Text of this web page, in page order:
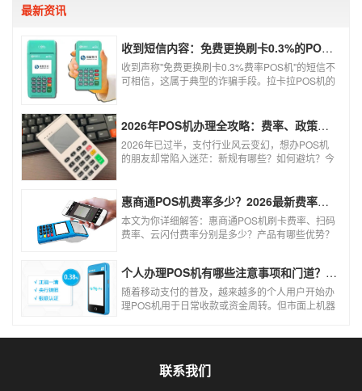
最新资讯
收到短信内容：免费更换刷卡0.3%的POS机，可以相信吗？
收到声称"免费更换刷卡0.3%费率POS机"的短信不
可相信，这属于典型的诈骗手段。拉卡拉POS机的
风险。以下结合权威信息分析原因及应对建议：2026年POS机办理全攻略：费率、政策、避坑一篇讲清
2026年已过半，支付行业风云变幻，想办POS机
的朋友却常陷入迷茫：新规有哪些？如何避坑？今
使用！
惠商通POS机费率多少？2026最新费率标准及办理全攻略
本文为你详细解答：惠商通POS机刷卡费率、扫码
费率、云闪付费率分别是多少？产品有哪些优势？
个人办理POS机有哪些注意事项和门道？（2026最新避坑指南）
随着移动支付的普及，越来越多的个人用户开始办
理POS机用于日常收款或资金周转。但市面上机器
联系我们